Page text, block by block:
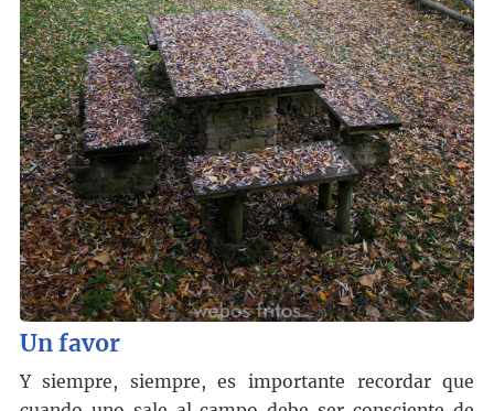
Un favor
Y siempre, siempre, es importante recordar que